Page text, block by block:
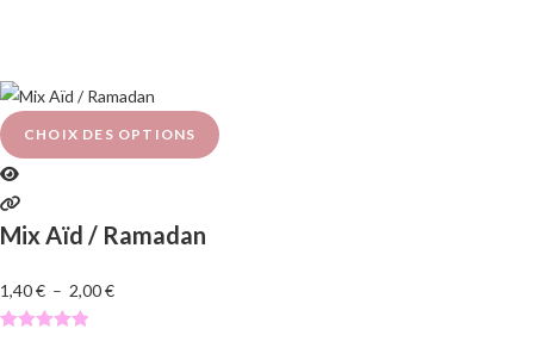
CHOIX DES OPTIONS
Mix Aïd / Ramadan
1,40€ – 2,00€